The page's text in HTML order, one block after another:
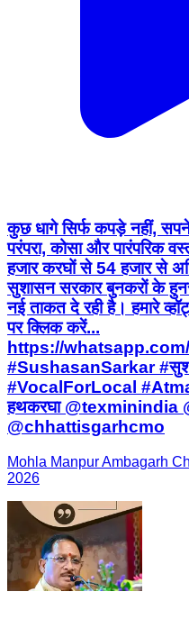
कुछ धागे सिर्फ कपड़े नहीं,
परंपरा, कोसा और पारंपरिक
हजार करघों से 54 हजार से
सुशासन सरकार बुनकरों के
नई ताकत दे रही है। हमारे
पर क्लिक करें...
https://
#SushasanSarkar
#VocalForLocal
हथकरघा @texminindia
@chhattisgarhcmo
Mohla Manpur Ambagarh
2026